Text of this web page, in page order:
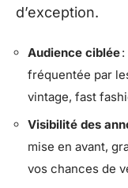
d’exception.
Audience ciblée
fréquentée par
vintage, fast
Visibilité des
mise en avant,
vos chances de